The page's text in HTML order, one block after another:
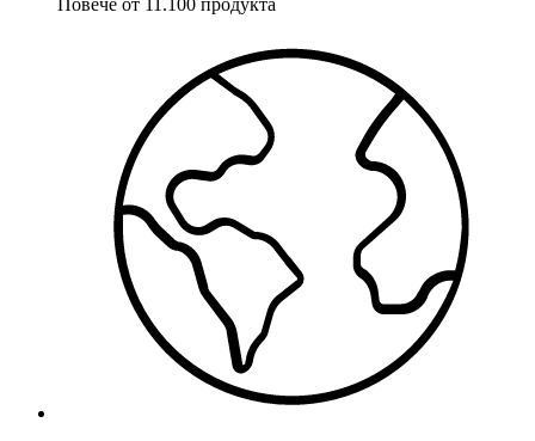
Повече от 11.100 продукта